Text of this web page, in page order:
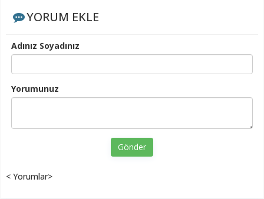
YORUM EKLE
Adınız Soyadınız
Yorumunuz
Gönder
< Yorumlar>